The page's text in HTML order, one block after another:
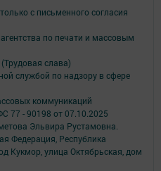
с письменного согласия
по печати и массовым
слава)
службой по надзору в сфере
коммуникаций
77 - 90198 от 07.10.2025
Эльвира Рустамовна.
Федерация, Республика
Кукмор, улица Октябрьская, дом